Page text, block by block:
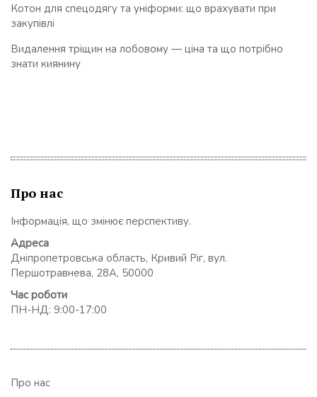
Котон для спецодягу та уніформи: що врахувати при
закупівлі
Видалення тріщин на лобовому — ціна та що потрібно
знати киянину
Про нас
Інформація, що змінює перспективу.
Адреса
Дніпропетровська область, Кривий Ріг, вул.
Першотравнева, 28А, 50000
Час роботи
ПН-НД: 9:00-17:00
Про нас